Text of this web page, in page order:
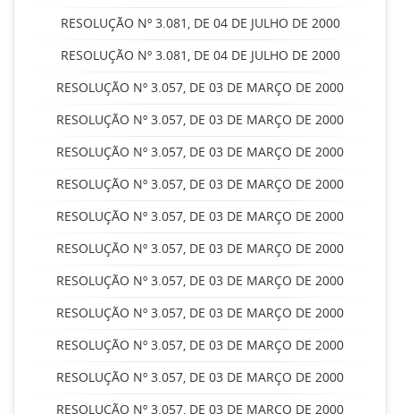
RESOLUÇÃO Nº 3.081, DE 04 DE JULHO DE 2000
RESOLUÇÃO Nº 3.081, DE 04 DE JULHO DE 2000
RESOLUÇÃO Nº 3.057, DE 03 DE MARÇO DE 2000
RESOLUÇÃO Nº 3.057, DE 03 DE MARÇO DE 2000
RESOLUÇÃO Nº 3.057, DE 03 DE MARÇO DE 2000
RESOLUÇÃO Nº 3.057, DE 03 DE MARÇO DE 2000
RESOLUÇÃO Nº 3.057, DE 03 DE MARÇO DE 2000
RESOLUÇÃO Nº 3.057, DE 03 DE MARÇO DE 2000
RESOLUÇÃO Nº 3.057, DE 03 DE MARÇO DE 2000
RESOLUÇÃO Nº 3.057, DE 03 DE MARÇO DE 2000
RESOLUÇÃO Nº 3.057, DE 03 DE MARÇO DE 2000
RESOLUÇÃO Nº 3.057, DE 03 DE MARÇO DE 2000
RESOLUÇÃO Nº 3.057, DE 03 DE MARÇO DE 2000